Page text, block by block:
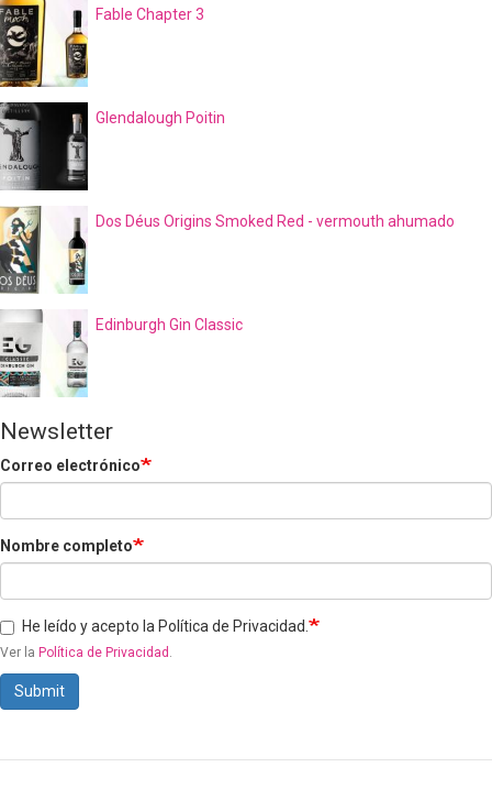
Fable Chapter 3
Glendalough Poitin
Dos Déus Origins Smoked Red - vermouth ahumado
Edinburgh Gin Classic
Newsletter
Correo electrónico
Nombre completo
He leído y acepto la Política de Privacidad.
Ver la Política de Privacidad .
Submit